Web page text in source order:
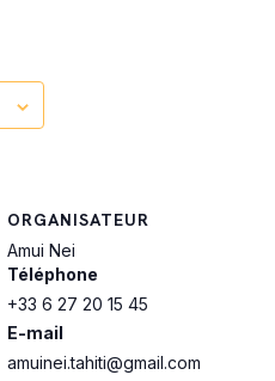
ORGANISATEUR
Amui Nei
Téléphone
+33 6 27 20 15 45
E-mail
amuinei.tahiti@gmail.com